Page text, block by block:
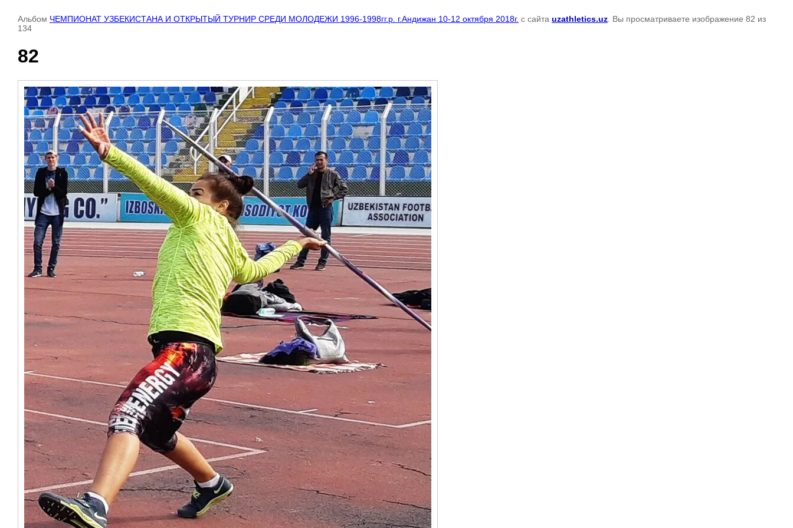
Альбом ЧЕМПИОНАТ УЗБЕКИСТАНА И ОТКРЫТЫЙ ТУРНИР СРЕДИ МОЛОДЕЖИ 1996-1998гг.р. г.Андижан 10-12 октября 2018г. с сайта uzathletics.uz . Вы просматриваете изображение 82 из
134
82